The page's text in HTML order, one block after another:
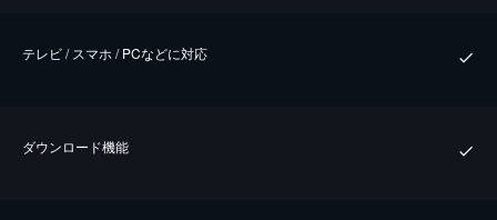
テレビ / スマホ / PCなどに対応
ダウンロード機能